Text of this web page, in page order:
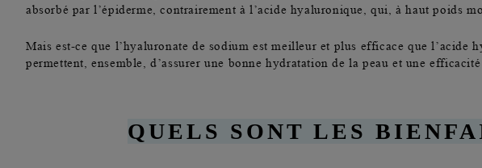
absorbé par l’épiderme, contrairement à l’acide hyaluronique, qui, à haut poids
Mais est-ce que l’hyaluronate de sodium est meilleur et plus efficace que l’acide
permettent, ensemble, d’assurer une bonne hydratation de la peau et une
QUELS SONT LES